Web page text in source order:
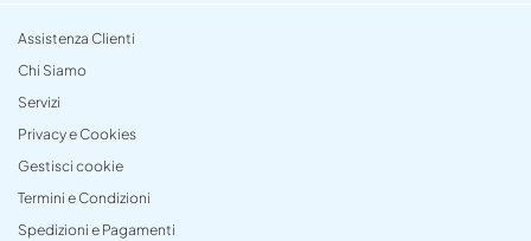
Assistenza Clienti
Chi Siamo
Servizi
Privacy e Cookies
Gestisci cookie
Termini e Condizioni
Spedizioni e Pagamenti